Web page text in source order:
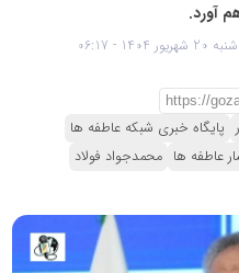
آورد.
1404 - 06:17
پایگاه خبری شبکه عاطفه ها
عاطفه ها محمدجواد فولاد